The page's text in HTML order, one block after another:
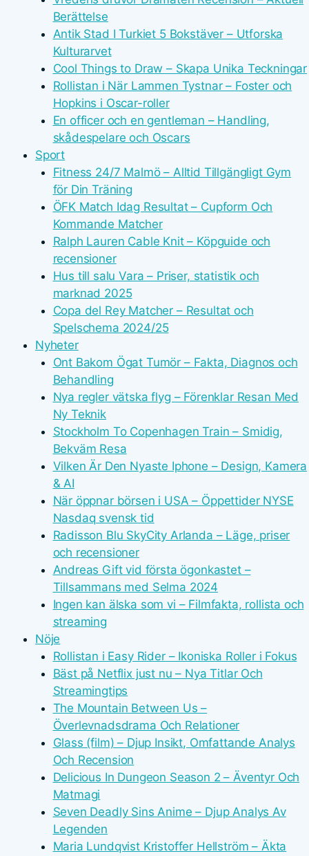
Berättelse
Antik Stad I Turkiet 5 Bokstäver – Utforska
Kulturarvet
Cool Things to Draw – Skapa Unika Teckningar
Rollistan i När Lammen Tystnar – Foster och
Hopkins i Oscar-roller
En officer och en gentleman – Handling,
skådespelare och Oscars
Sport
Fitness 24/7 Malmö – Alltid Tillgängligt Gym
för Din Träning
ÖFK Match Idag Resultat – Cupform Och
Kommande Matcher
Ralph Lauren Cable Knit – Köpguide och
recensioner
Hus till salu Vara – Priser, statistik och
marknad 2025
Copa del Rey Matcher – Resultat och
Spelschema 2024/25
Nyheter
Ont Bakom Ögat Tumör – Fakta, Diagnos och
Behandling
Nya regler vätska flyg – Förenklar Resan Med
Ny Teknik
Stockholm To Copenhagen Train – Smidig,
Bekväm Resa
Vilken Är Den Nyaste Iphone – Design, Kamera
& AI
När öppnar börsen i USA – Öppettider NYSE
Nasdaq svensk tid
Radisson Blu SkyCity Arlanda – Läge, priser
och recensioner
Andreas Gift vid första ögonkastet –
Tillsammans med Selma 2024
Ingen kan älska som vi – Filmfakta, rollista och
streaming
Nöje
Rollistan i Easy Rider – Ikoniska Roller i Fokus
Bäst på Netflix just nu – Nya Titlar Och
Streamingtips
The Mountain Between Us –
Överlevnadsdrama Och Relationer
Glass (film) – Djup Insikt, Omfattande Analys
Och Recension
Delicious In Dungeon Season 2 – Äventyr Och
Matmagi
Seven Deadly Sins Anime – Djup Analys Av
Legenden
Maria Lundqvist Kristoffer Hellström – Äkta